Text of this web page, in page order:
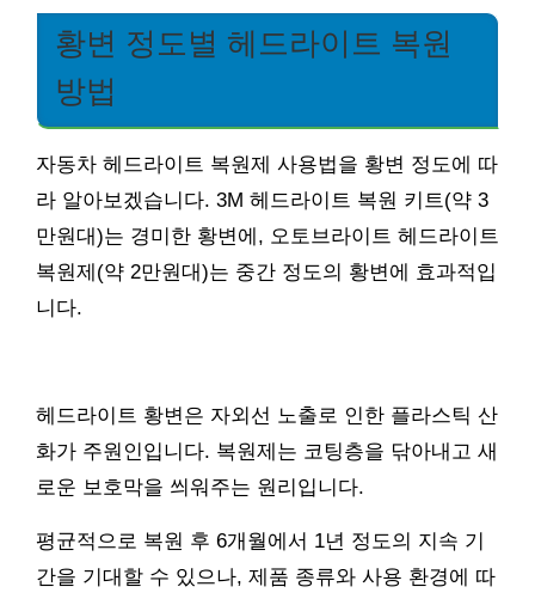
황변 정도별 헤드라이트 복원
방법
자동차 헤드라이트 복원제 사용법을 황변 정도에 따
라 알아보겠습니다. 3M 헤드라이트 복원 키트(약 3
만원대)는 경미한 황변에, 오토브라이트 헤드라이트
복원제(약 2만원대)는 중간 정도의 황변에 효과적입
니다.
헤드라이트 황변은 자외선 노출로 인한 플라스틱 산
화가 주원인입니다. 복원제는 코팅층을 닦아내고 새
로운 보호막을 씌워주는 원리입니다.
평균적으로 복원 후 6개월에서 1년 정도의 지속 기
간을 기대할 수 있으나, 제품 종류와 사용 환경에 따